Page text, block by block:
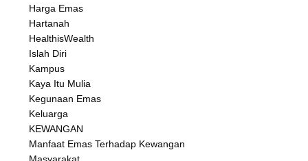
Harga Emas
Hartanah
HealthisWealth
Islah Diri
Kampus
Kaya Itu Mulia
Kegunaan Emas
Keluarga
KEWANGAN
Manfaat Emas Terhadap Kewangan